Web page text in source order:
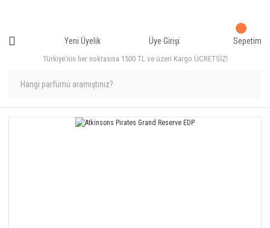
Türkiye'nin her noktasına 1500 TL ve üzeri Kargo ÜCRETSİZ!
Yeni Üyelik Üye Girişi Sepetim